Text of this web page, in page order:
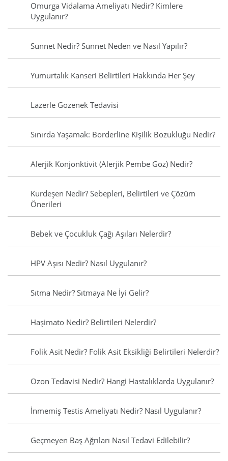
Omurga Vidalama Ameliyatı Nedir? Kimlere
Uygulanır?
Sünnet Nedir? Sünnet Neden ve Nasıl Yapılır?
Yumurtalık Kanseri Belirtileri Hakkında Her Şey
Lazerle Gözenek Tedavisi
Sınırda Yaşamak: Borderline Kişilik Bozukluğu Nedir?
Alerjik Konjonktivit (Alerjik Pembe Göz) Nedir?
Kurdeşen Nedir? Sebepleri, Belirtileri ve Çözüm
Önerileri
Bebek ve Çocukluk Çağı Aşıları Nelerdir?
HPV Aşısı Nedir? Nasıl Uygulanır?
Sıtma Nedir? Sıtmaya Ne İyi Gelir?
Haşimato Nedir? Belirtileri Nelerdir?
Folik Asit Nedir? Folik Asit Eksikliği Belirtileri Nelerdir?
Ozon Tedavisi Nedir? Hangi Hastalıklarda Uygulanır?
İnmemiş Testis Ameliyatı Nedir? Nasıl Uygulanır?
Geçmeyen Baş Ağrıları Nasıl Tedavi Edilebilir?